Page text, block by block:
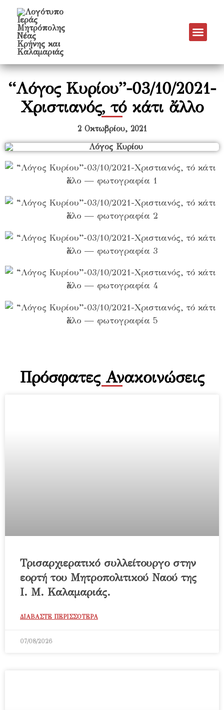
“Λόγος Κυρίου”-03/10/2021-
Χριστιανός, τό κάτι ἄλλο
2 Οκτωβρίου, 2021
Πρόσφατες Ανακοινώσεις
Τρισαρχιερατικό συλλείτουργο στην
εορτή του Μητροπολιτικού Ναού της
Ι. Μ. Καλαμαριάς.
ΔΙΑΒΑΣΤΕ ΠΕΡΙΣΣΟΤΕΡΑ
07/08/2026